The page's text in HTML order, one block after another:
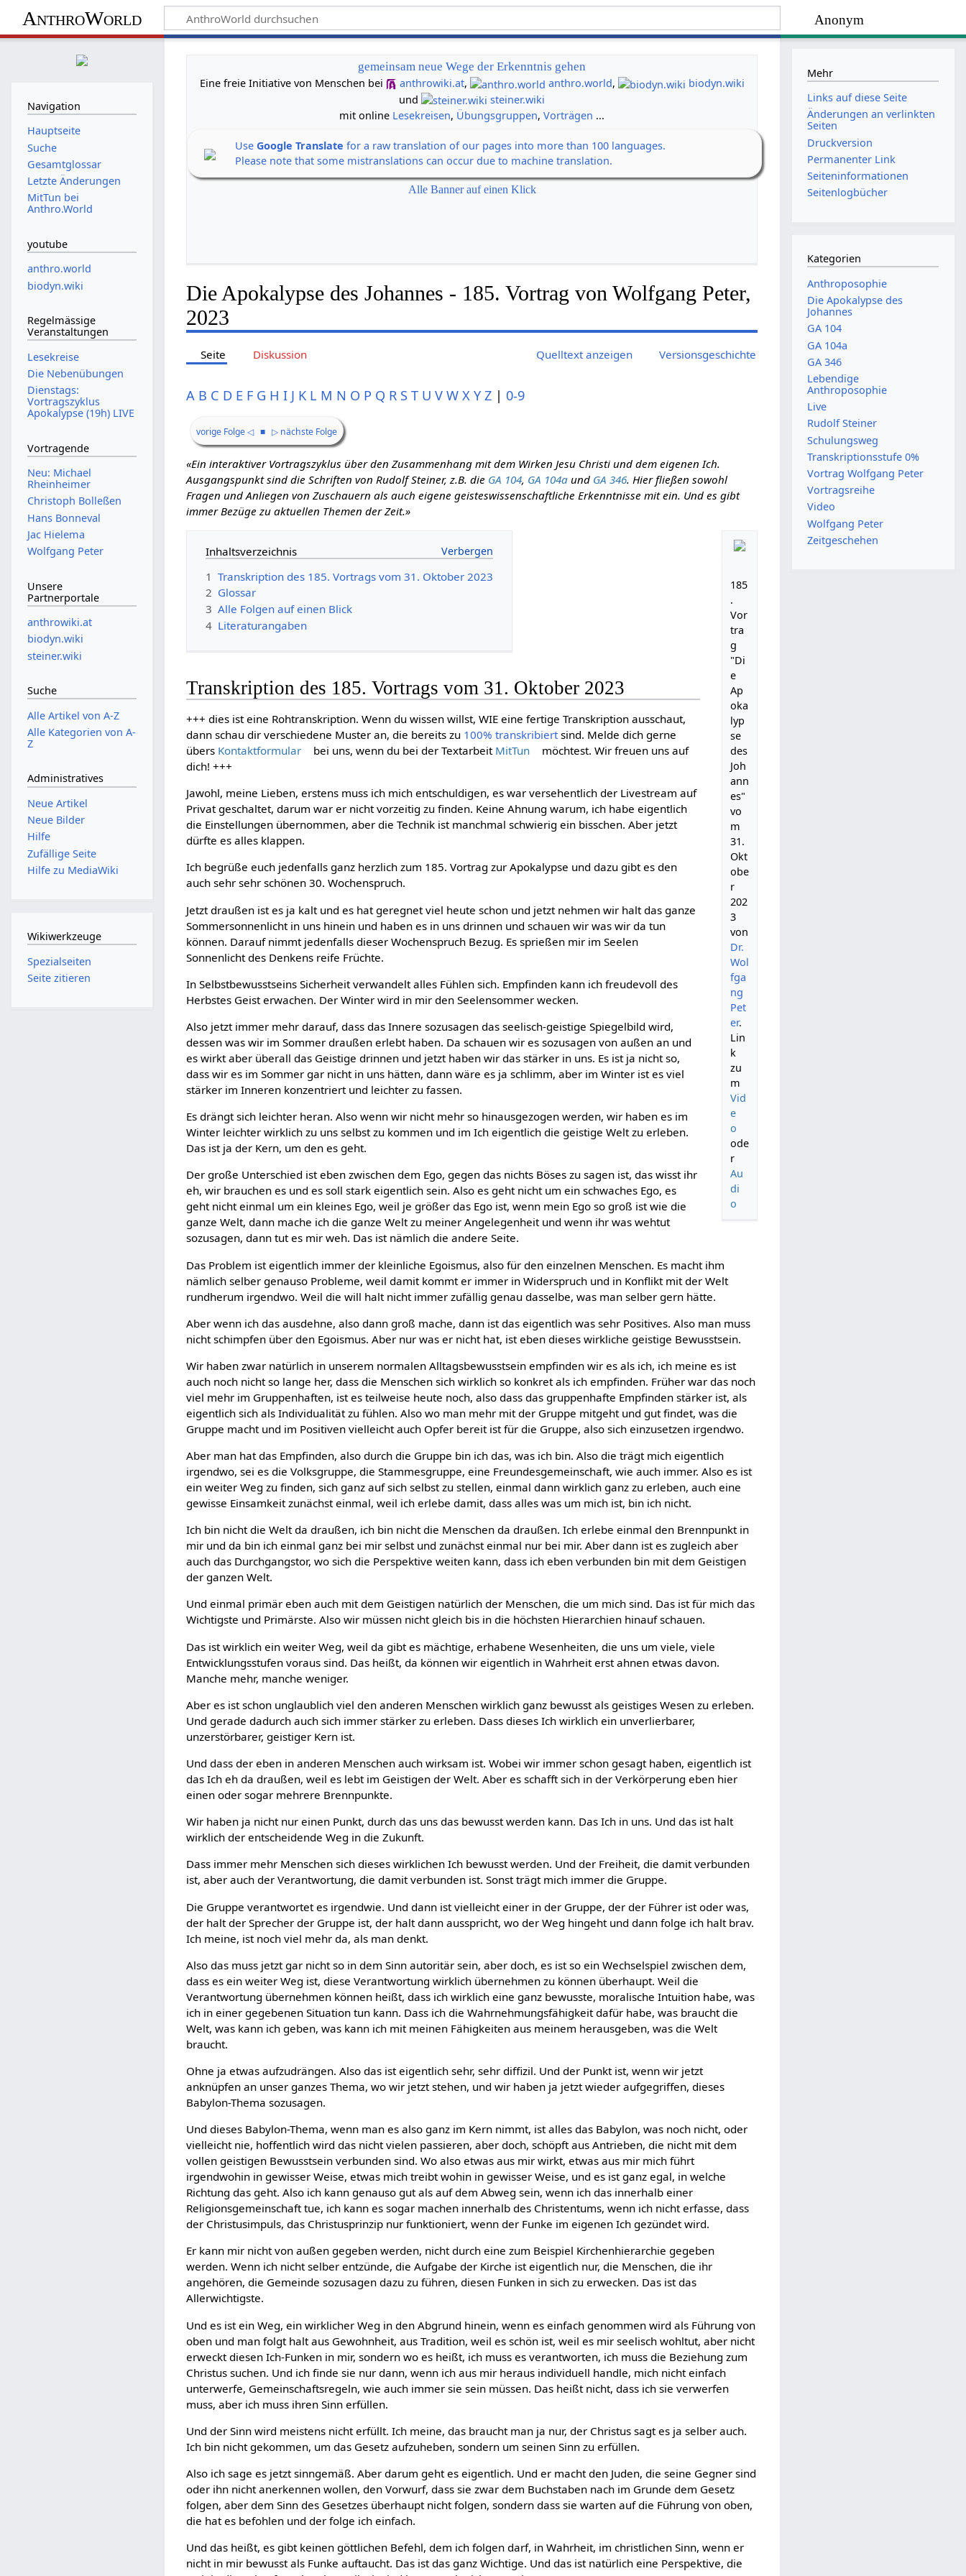
Anonym
AnthroWorld
gemeinsam neue Wege der Erkenntnis gehen
Eine freie Initiative von Menschen bei
anthrowiki.at, anthro.world,
biodyn.wiki
und
steiner.wiki
mit online Lesekreisen, Übungsgruppen,Vorträgen ...
UseGoogle Translate for a raw translation of our pages into more than 100 languages.
Please note that some mistranslations can occur due to machine translation.
Alle Banner auf einen Klick
Die Apokalypse des Johannes - 185. Vortrag von Wolfgang Peter,
2023
Seite Diskussion Quelltext anzeigen Versionsgeschichte
A B C D E F G H I J K L M N O P Q R S T U V W X Y Z | 0-9
vorige Folge ◁ ■ ▷ nächste Folge
«Ein interaktiver Vortragszyklus über den Zusammenhang mit dem Wirken Jesu Christi und dem eigenen Ich.
Ausgangspunkt sind die Schriften von Rudolf Steiner, z.B. die GA 104, GA 104a und GA 346. Hier fließen sowohl
Fragen und Anliegen von Zuschauern als auch eigene geisteswissenschaftliche Erkenntnisse mit ein. Und es gibt
immer Bezüge zu aktuellen Themen der Zeit.»
185
.
Vor
tra
g
"Di
e
Ap
oka
lyp
se
des
Joh
ann
es"
vo
m
31.
Okt
obe
r
202
3
von
Dr.
Wol
fga
ng
Pet
er.
Lin
k
zu
m
Vid
e
o
ode
r
Au
di
o
Inhaltsverzeichnis
1 Transkription des 185. Vortrags vom 31. Oktober 2023
2 Glossar
3 Alle Folgen auf einen Blick
4 Literaturangaben
Transkription des 185. Vortrags vom 31. Oktober 2023
+++ dies ist eine Rohtranskription. Wenn du wissen willst, WIE eine fertige Transkription ausschaut,
dann schau dir verschiedene Muster an, die bereits zu 100% transkribiertsind. Melde dich gerne
übers Kontaktformular bei uns, wenn du bei der Textarbeit MitTun
möchtest. Wir freuen uns auf
dich! +++
Jawohl, meine Lieben, erstens muss ich mich entschuldigen, es war versehentlich der Livestream auf
Privat geschaltet, darum war er nicht vorzeitig zu finden. Keine Ahnung warum, ich habe eigentlich
die Einstellungen übernommen, aber die Technik ist manchmal schwierig ein bisschen. Aber jetzt
dürfte es alles klappen.
Ich begrüße euch jedenfalls ganz herzlich zum 185. Vortrag zur Apokalypse und dazu gibt es den
auch sehr sehr schönen 30. Wochenspruch.
Jetzt draußen ist es ja kalt und es hat geregnet viel heute schon und jetzt nehmen wir halt das ganze
Sommersonnenlicht in uns hinein und haben es in uns drinnen und schauen wir was wir da tun
können. Darauf nimmt jedenfalls dieser Wochenspruch Bezug. Es sprießen mir im Seelen
Sonnenlicht des Denkens reife Früchte.
In Selbstbewusstseins Sicherheit verwandelt alles Fühlen sich. Empfinden kann ich freudevoll des
Herbstes Geist erwachen. Der Winter wird in mir den Seelensommer wecken.
Also jetzt immer mehr darauf, dass das Innere sozusagen das seelisch-geistige Spiegelbild wird,
dessen was wir im Sommer draußen erlebt haben. Da schauen wir es sozusagen von außen an und
es wirkt aber überall das Geistige drinnen und jetzt haben wir das stärker in uns. Es ist ja nicht so,
dass wir es im Sommer gar nicht in uns hätten, dann wäre es ja schlimm, aber im Winter ist es viel
stärker im Inneren konzentriert und leichter zu fassen.
Es drängt sich leichter heran. Also wenn wir nicht mehr so hinausgezogen werden, wir haben es im
Winter leichter wirklich zu uns selbst zu kommen und im Ich eigentlich die geistige Welt zu erleben.
Das ist ja der Kern, um den es geht.
Der große Unterschied ist eben zwischen dem Ego, gegen das nichts Böses zu sagen ist, das wisst ihr
eh, wir brauchen es und es soll stark eigentlich sein. Also es geht nicht um ein schwaches Ego, es
geht nicht einmal um ein kleines Ego, weil je größer das Ego ist, wenn mein Ego so groß ist wie die
ganze Welt, dann mache ich die ganze Welt zu meiner Angelegenheit und wenn ihr was wehtut
sozusagen, dann tut es mir weh. Das ist nämlich die andere Seite.
Das Problem ist eigentlich immer der kleinliche Egoismus, also für den einzelnen Menschen. Es macht ihm
nämlich selber genauso Probleme, weil damit kommt er immer in Widerspruch und in Konflikt mit der Welt
rundherum irgendwo. Weil die will halt nicht immer zufällig genau dasselbe, was man selber gern hätte.
Aber wenn ich das ausdehne, also dann groß mache, dann ist das eigentlich was sehr Positives. Also man muss
nicht schimpfen über den Egoismus. Aber nur was er nicht hat, ist eben dieses wirkliche geistige Bewusstsein.
Wir haben zwar natürlich in unserem normalen Alltagsbewusstsein empfinden wir es als ich, ich meine es ist
auch noch nicht so lange her, dass die Menschen sich wirklich so konkret als ich empfinden. Früher war das noch
viel mehr im Gruppenhaften, ist es teilweise heute noch, also dass das gruppenhafte Empfinden stärker ist, als
eigentlich sich als Individualität zu fühlen. Also wo man mehr mit der Gruppe mitgeht und gut findet, was die
Gruppe macht und im Positiven vielleicht auch Opfer bereit ist für die Gruppe, also sich einzusetzen irgendwo.
Aber man hat das Empfinden, also durch die Gruppe bin ich das, was ich bin. Also die trägt mich eigentlich
irgendwo, sei es die Volksgruppe, die Stammesgruppe, eine Freundesgemeinschaft, wie auch immer. Also es ist
ein weiter Weg zu finden, sich ganz auf sich selbst zu stellen, einmal dann wirklich ganz zu erleben, auch eine
gewisse Einsamkeit zunächst einmal, weil ich erlebe damit, dass alles was um mich ist, bin ich nicht.
Ich bin nicht die Welt da draußen, ich bin nicht die Menschen da draußen. Ich erlebe einmal den Brennpunkt in
mir und da bin ich einmal ganz bei mir selbst und zunächst einmal nur bei mir. Aber dann ist es zugleich aber
auch das Durchgangstor, wo sich die Perspektive weiten kann, dass ich eben verbunden bin mit dem Geistigen
der ganzen Welt.
Und einmal primär eben auch mit dem Geistigen natürlich der Menschen, die um mich sind. Das ist für mich das
Wichtigste und Primärste. Also wir müssen nicht gleich bis in die höchsten Hierarchien hinauf schauen.
Das ist wirklich ein weiter Weg, weil da gibt es mächtige, erhabene Wesenheiten, die uns um viele, viele
Entwicklungsstufen voraus sind. Das heißt, da können wir eigentlich in Wahrheit erst ahnen etwas davon.
Manche mehr, manche weniger.
Aber es ist schon unglaublich viel den anderen Menschen wirklich ganz bewusst als geistiges Wesen zu erleben.
Und gerade dadurch auch sich immer stärker zu erleben. Dass dieses Ich wirklich ein unverlierbarer,
unzerstörbarer, geistiger Kern ist.
Und dass der eben in anderen Menschen auch wirksam ist. Wobei wir immer schon gesagt haben, eigentlich ist
das Ich eh da draußen, weil es lebt im Geistigen der Welt. Aber es schafft sich in der Verkörperung eben hier
einen oder sogar mehrere Brennpunkte.
Wir haben ja nicht nur einen Punkt, durch das uns das bewusst werden kann. Das Ich in uns. Und das ist halt
wirklich der entscheidende Weg in die Zukunft.
Dass immer mehr Menschen sich dieses wirklichen Ich bewusst werden. Und der Freiheit, die damit verbunden
ist, aber auch der Verantwortung, die damit verbunden ist. Sonst trägt mich immer die Gruppe.
Die Gruppe verantwortet es irgendwie. Und dann ist vielleicht einer in der Gruppe, der der Führer ist oder was,
der halt der Sprecher der Gruppe ist, der halt dann ausspricht, wo der Weg hingeht und dann folge ich halt brav.
Ich meine, ist noch viel mehr da, als man denkt.
Also das muss jetzt gar nicht so in dem Sinn autoritär sein, aber doch, es ist so ein Wechselspiel zwischen dem,
dass es ein weiter Weg ist, diese Verantwortung wirklich übernehmen zu können überhaupt. Weil die
Verantwortung übernehmen können heißt, dass ich wirklich eine ganz bewusste, moralische Intuition habe, was
ich in einer gegebenen Situation tun kann. Dass ich die Wahrnehmungsfähigkeit dafür habe, was braucht die
Welt, was kann ich geben, was kann ich mit meinen Fähigkeiten aus meinem herausgeben, was die Welt
braucht.
Ohne ja etwas aufzudrängen. Also das ist eigentlich sehr, sehr diffizil. Und der Punkt ist, wenn wir jetzt
anknüpfen an unser ganzes Thema, wo wir jetzt stehen, und wir haben ja jetzt wieder aufgegriffen, dieses
Babylon-Thema sozusagen.
Und dieses Babylon-Thema, wenn man es also ganz im Kern nimmt, ist alles das Babylon, was noch nicht, oder
vielleicht nie, hoffentlich wird das nicht vielen passieren, aber doch, schöpft aus Antrieben, die nicht mit dem
vollen geistigen Bewusstsein verbunden sind. Wo also etwas aus mir wirkt, etwas aus mir mich führt
irgendwohin in gewisser Weise, etwas mich treibt wohin in gewisser Weise, und es ist ganz egal, in welche
Richtung das geht. Also ich kann genauso gut als auf dem Abweg sein, wenn ich das innerhalb einer
Religionsgemeinschaft tue, ich kann es sogar machen innerhalb des Christentums, wenn ich nicht erfasse, dass
der Christusimpuls, das Christusprinzip nur funktioniert, wenn der Funke im eigenen Ich gezündet wird.
Er kann mir nicht von außen gegeben werden, nicht durch eine zum Beispiel Kirchenhierarchie gegeben
werden. Wenn ich nicht selber entzünde, die Aufgabe der Kirche ist eigentlich nur, die Menschen, die ihr
angehören, die Gemeinde sozusagen dazu zu führen, diesen Funken in sich zu erwecken. Das ist das
Allerwichtigste.
Und es ist ein Weg, ein wirklicher Weg in den Abgrund hinein, wenn es einfach genommen wird als Führung von
oben und man folgt halt aus Gewohnheit, aus Tradition, weil es schön ist, weil es mir seelisch wohltut, aber nicht
erweckt diesen Ich-Funken in mir, sondern wo es heißt, ich muss es verantworten, ich muss die Beziehung zum
Christus suchen. Und ich finde sie nur dann, wenn ich aus mir heraus individuell handle, mich nicht einfach
unterwerfe, Gemeinschaftsregeln, wie auch immer sie sein müssen. Das heißt nicht, dass ich sie verwerfen
muss, aber ich muss ihren Sinn erfüllen.
Und der Sinn wird meistens nicht erfüllt. Ich meine, das braucht man ja nur, der Christus sagt es ja selber auch.
Ich bin nicht gekommen, um das Gesetz aufzuheben, sondern um seinen Sinn zu erfüllen.
Also ich sage es jetzt sinngemäß. Aber darum geht es eigentlich. Und er macht den Juden, die seine Gegner sind
oder ihn nicht anerkennen wollen, den Vorwurf, dass sie zwar dem Buchstaben nach im Grunde dem Gesetz
folgen, aber dem Sinn des Gesetzes überhaupt nicht folgen, sondern dass sie warten auf die Führung von oben,
die hat es befohlen und der folge ich einfach.
Und das heißt, es gibt keinen göttlichen Befehl, dem ich folgen darf, in Wahrheit, im christlichen Sinn, wenn er
nicht in mir bewusst als Funke auftaucht. Das ist das ganz Wichtige. Und das ist natürlich eine Perspektive, die
Navigation
Hauptseite
Suche
Gesamtglossar
Letzte Änderungen
MitTun bei
Anthro.World
youtube
anthro.world
biodyn.wiki
Regelmässige
Veranstaltungen
Lesekreise
Die Nebenübungen
Dienstags:
Vortragszyklus
Apokalypse (19h) LIVE
Vortragende
Neu: Michael
Rheinheimer
Christoph Bolleßen
Hans Bonneval
Jac Hielema
Wolfgang Peter
Unsere
Partnerportale
anthrowiki.at
biodyn.wiki
steiner.wiki
Suche
Alle Artikel von A-Z
Alle Kategorien von A-
Z
Administratives
Neue Artikel
Neue Bilder
Hilfe
Zufällige Seite
Hilfe zu MediaWiki
Wikiwerkzeuge
Spezialseiten
Seite zitieren
Mehr
Links auf diese Seite
Änderungen an verlinkten
Seiten
Druckversion
Permanenter Link
Seiten­­informationen
Seitenlogbücher
Kategorien
Anthroposophie
Die Apokalypse des
Johannes
GA 104
GA 104a
GA 346
Lebendige
Anthroposophie
Live
Rudolf Steiner
Schulungsweg
Transkriptionsstufe 0%
Vortrag Wolfgang Peter
Vortragsreihe
Video
Wolfgang Peter
Zeitgeschehen